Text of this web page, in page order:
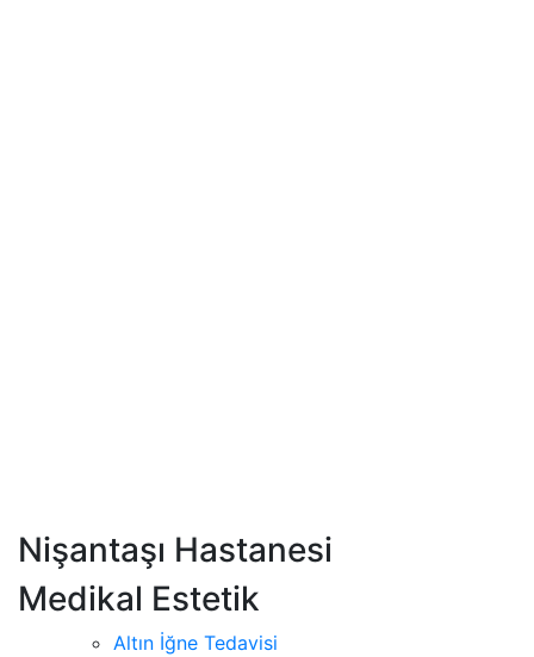
Nişantaşı Hastanesi
Medikal Estetik
Altın İğne Tedavisi